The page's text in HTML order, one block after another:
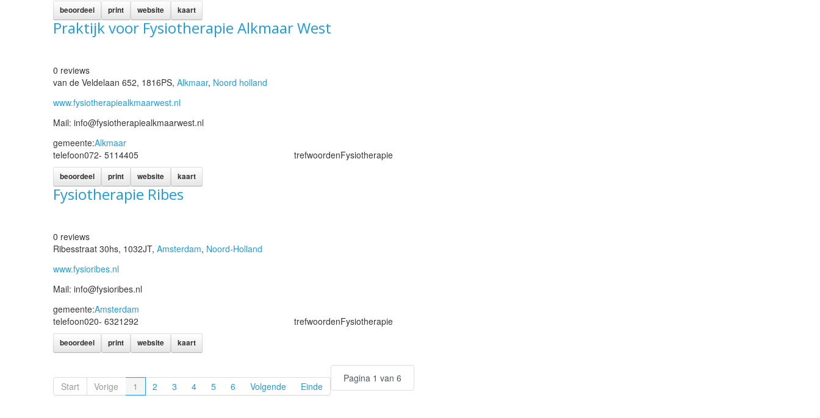
beoordeel print website kaart
Praktijk voor Fysiotherapie Alkmaar West
0 reviews
van de Veldelaan 652, 1816PS, Alkmaar, Noord holland
www.fysiotherapiealkmaarwest.nl
Mail: info@fysiotherapiealkmaarwest.nl
gemeente:Alkmaar
telefoon072- 5114405 trefwoordenFysiotherapie
beoordeel print website kaart
Fysiotherapie Ribes
0 reviews
Ribesstraat 30hs, 1032JT, Amsterdam, Noord-Holland
www.fysioribes.nl
Mail: info@fysioribes.nl
gemeente:Amsterdam
telefoon020- 6321292 trefwoordenFysiotherapie
beoordeel print website kaart
Pagina 1 van 6
Start Vorige 1 2 3 4 5 6 Volgende Einde